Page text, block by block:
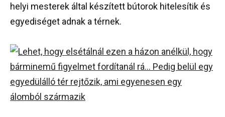
helyi mesterek által készített bútorok hitelesítik és
egyediséget adnak a térnek.